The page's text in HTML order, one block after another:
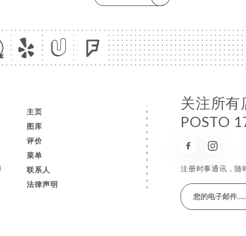
主页
图库
评价
菜单
联系人
法律声明
关注所有
POSTO
注册时事通讯，随